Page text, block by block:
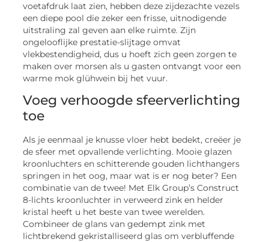
voetafdruk laat zien, hebben deze zijdezachte vezels
een diepe pool die zeker een frisse, uitnodigende
uitstraling zal geven aan elke ruimte. Zijn
ongelooflijke prestatie-slijtage omvat
vlekbestendigheid, dus u hoeft zich geen zorgen te
maken over morsen als u gasten ontvangt voor een
warme mok glühwein bij het vuur.
Voeg verhoogde sfeerverlichting
toe
Als je eenmaal je knusse vloer hebt bedekt, creëer je
de sfeer met opvallende verlichting. Mooie glazen
kroonluchters en schitterende gouden lichthangers
springen in het oog, maar wat is er nog beter? Een
combinatie van de twee! Met Elk Group’s Construct
8-lichts kroonluchter in verweerd zink en helder
kristal heeft u het beste van twee werelden.
Combineer de glans van gedempt zink met
lichtbrekend gekristalliseerd glas om verbluffende